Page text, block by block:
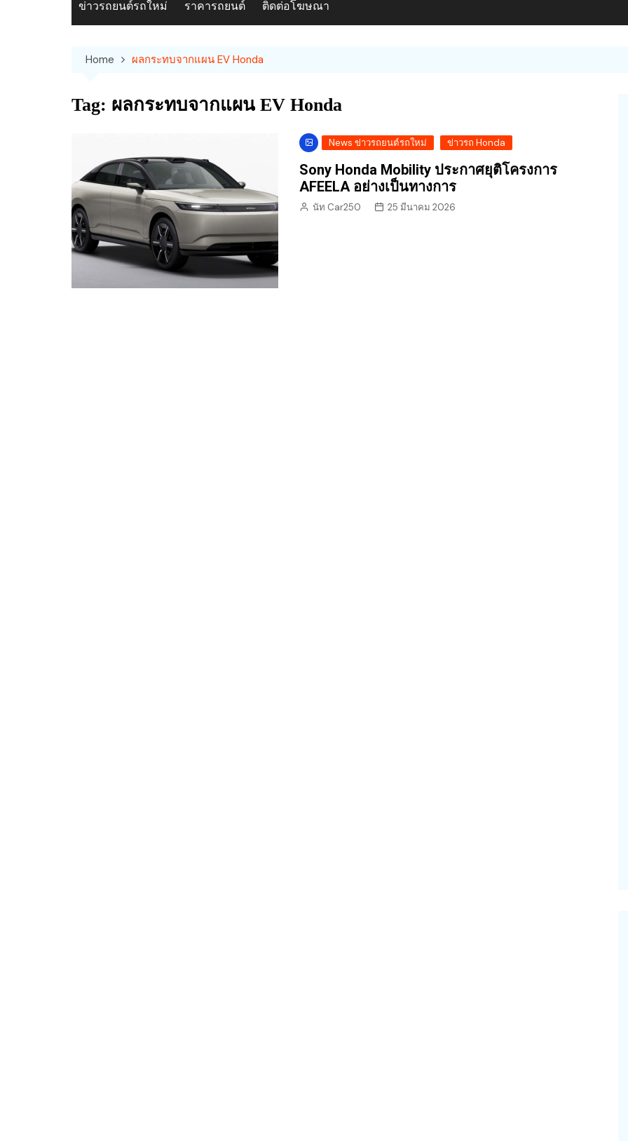
ข่าวรถยนต์รถใหม่ ราคารถยนต์ ติดต่อโฆษณา
Home ผลกระทบจากแผน EV Honda
Tag: ผลกระทบจากแผน EV Honda
News ข่าวรถยนต์รถใหม่ ข่าวรถ Honda
Sony Honda Mobility ประกาศยุติโครงการ
AFEELA อย่างเป็นทางการ
นัท Car250 25 มีนาคม 2026